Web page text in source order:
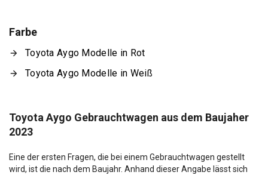
Farbe
Toyota Aygo Modelle in Rot
Toyota Aygo Modelle in Weiß
Toyota Aygo Gebrauchtwagen aus dem Baujaher
2023
Eine der ersten Fragen, die bei einem Gebrauchtwagen gestellt
wird, ist die nach dem Baujahr. Anhand dieser Angabe lässt sich